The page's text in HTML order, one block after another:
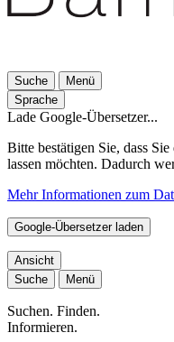
Suche
Menü
Sprache
Lade Google-Übersetzer...
Bitte bestätigen Sie, dass
lassen möchten. Dadurch
Mehr Informationen zum
Google-Übersetzer laden
Ansicht
Suche
Menü
Suchen. Finden.
Informieren.